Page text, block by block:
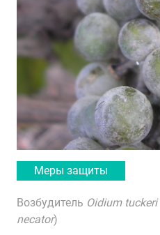
Меры защиты
Возбудитель Oidium tuckeri
necator)